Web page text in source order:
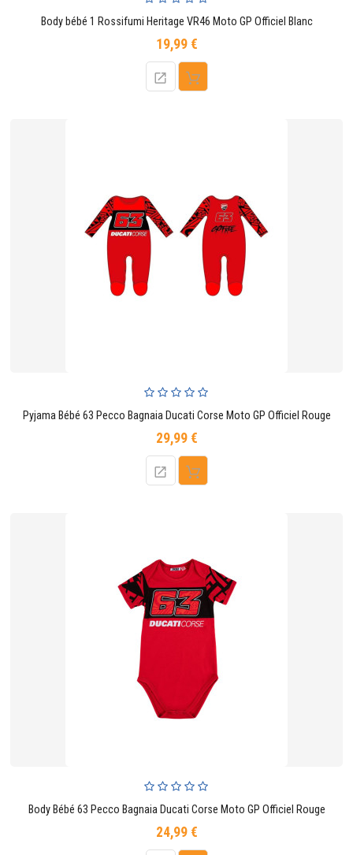
Body bébé 1 Rossifumi Heritage VR46 Moto GP Officiel Blanc
19,99 €Prix
Pyjama Bébé 63 Pecco Bagnaia Ducati Corse Moto GP Officiel Rouge
29,99 €Prix
Body Bébé 63 Pecco Bagnaia Ducati Corse Moto GP Officiel Rouge
24,99 €Prix